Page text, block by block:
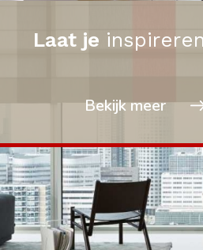
Laat je inspireren
Bekijk meer